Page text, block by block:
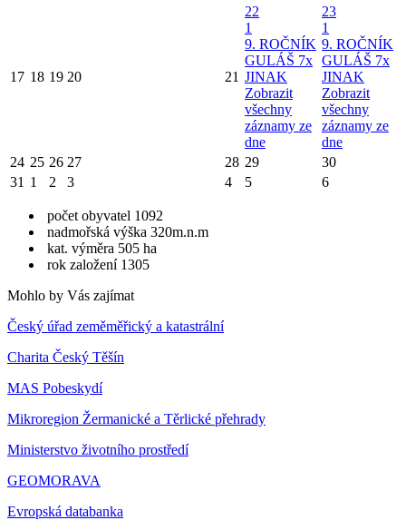
17 18 19 20 21
22
1
9. ROČNÍK
GULÁŠ 7x
JINAK
Zobrazit
všechny
záznamy ze
dne
23
1
9. ROČNÍK
GULÁŠ 7x
JINAK
Zobrazit
všechny
záznamy ze
dne
24 25 26 27 28 29
30
31 1 2 3 4 5 6
počet obyvatel 1092
nadmořská výška 320m.n.m
kat. výměra 505 ha
rok založení 1305
Mohlo by Vás zajímat
Český úřad zeměměřický a katastrální
Charita Český Těšín
MAS Pobeskydí
Mikroregion Žermanické a Těrlické přehrady
Ministerstvo životního prostředí
GEOMORAVA
Evropská databanka